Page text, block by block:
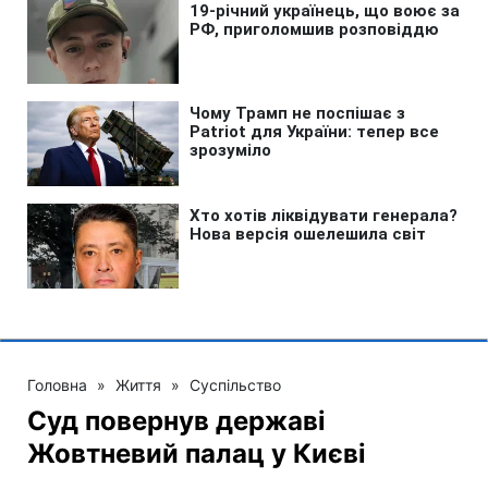
Головна » Життя » Суспільство
Суд повернув державі
Жовтневий палац у Києві